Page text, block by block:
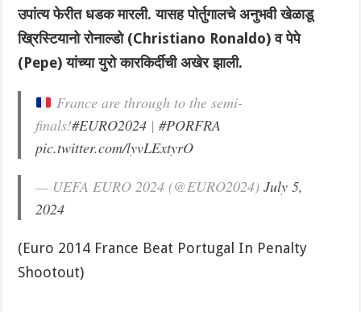
उपांत्य फेरीत धडक मारली. यासह पोर्तुगालचे अनुभवी खेळाडू
ख्रिस्टियानो रोनाल्डो (Christiano Ronaldo) व पेपे
(Pepe) यांच्या युरो कारकिर्दीची अखेर झाली.
France are through to the semi-
finals!#EURO2024 |#PORFRA
pic.twitter.com/lyvLExtyrO
— UEFA EURO 2024 (@EURO2024)July 5,
2024
(Euro 2014 France Beat Portugal In Penalty
Shootout)